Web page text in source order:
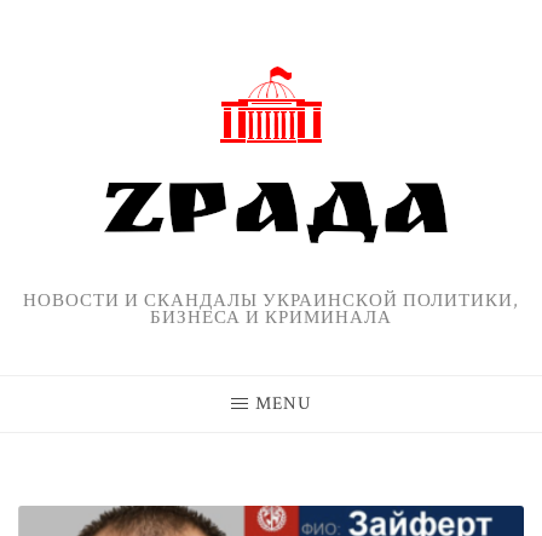
НОВОСТИ И СКАНДАЛЫ УКРАИНСКОЙ ПОЛИТИКИ,
БИЗНЕСА И КРИМИНАЛА
MENU